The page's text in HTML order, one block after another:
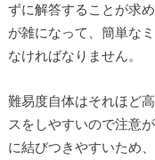
ずに解答することが求
が雑になって、簡単な
なければなりません。
難易度自体はそれほど
スをしやすいので注意
に結びつきやすいため